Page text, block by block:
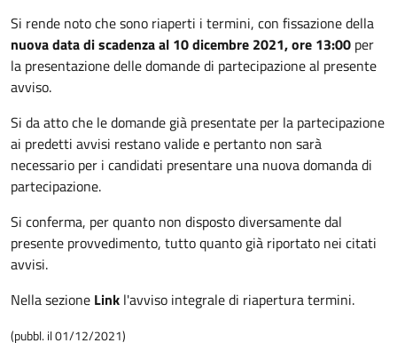
Si rende noto che sono riaperti i termini, con fissazione della
nuova data di scadenza al 10 dicembre 2021, ore 13:00 per
la presentazione delle domande di partecipazione al presente
avviso.
Si da atto che le domande già presentate per la partecipazione
ai predetti avvisi restano valide e pertanto non sarà
necessario per i candidati presentare una nuova domanda di
partecipazione.
Si conferma, per quanto non disposto diversamente dal
presente provvedimento, tutto quanto già riportato nei citati
avvisi.
Nella sezione Link l'avviso integrale di riapertura termini.
(pubbl. il 01/12/2021)